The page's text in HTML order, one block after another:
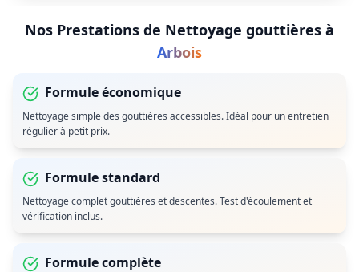
Nos Prestations de Nettoyage gouttières à
Arbois
Formule économique
Nettoyage simple des gouttières accessibles. Idéal pour un entretien
régulier à petit prix.
Formule standard
Nettoyage complet gouttières et descentes. Test d'écoulement et
vérification inclus.
Formule complète